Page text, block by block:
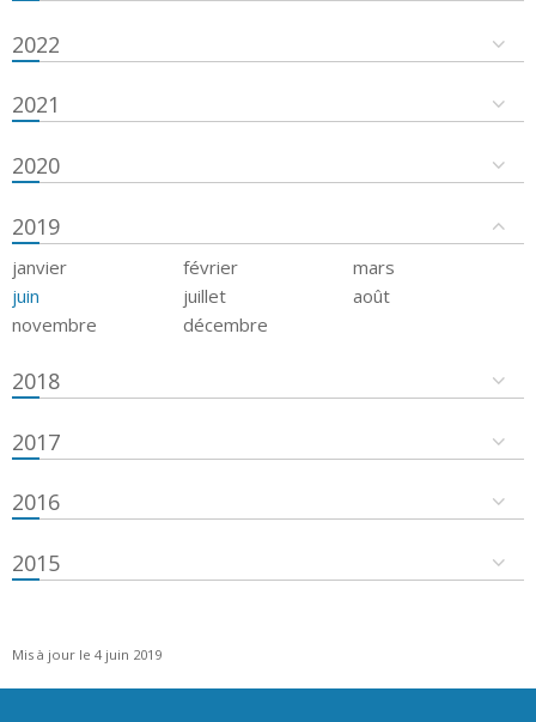
2022
2021
2020
2019
janvier février
mars
juin
juillet
août
novembre
décembre
2018
2017
2016
2015
Mis à jour le 4 juin 2019